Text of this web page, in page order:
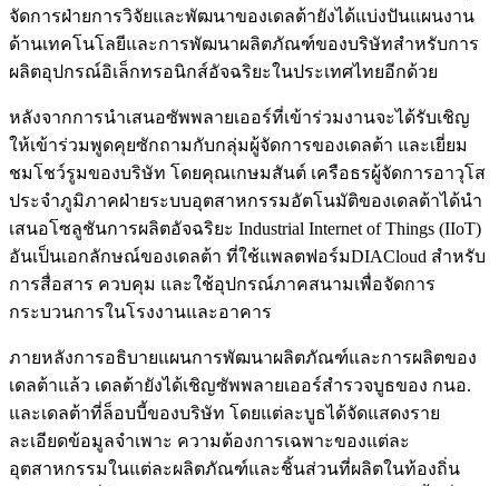
จัดการฝ่ายการวิจัยและพัฒนาของเดลต้ายังได้แบ่งปันแผนงาน
ด้านเทคโนโลยีและการพัฒนาผลิตภัณฑ์ของบริษัทสำหรับการ
ผลิตอุปกรณ์อิเล็กทรอนิกส์อัจฉริยะในประเทศไทยอีกด้วย
หลังจากการนำเสนอซัพพลายเออร์ที่เข้าร่วมงานจะได้รับเชิญ
ให้เข้าร่วมพูดคุยซักถามกับกลุ่มผู้จัดการของเดลต้า และเยี่ยม
ชมโชว์รูมของบริษัท โดยคุณเกษมสันต์ เครือธรผู้จัดการอาวุโส
ประจำภูมิภาคฝ่ายระบบอุตสาหกรรมอัตโนมัติของเดลต้าได้นำ
เสนอโซลูชันการผลิตอัจฉริยะ Industrial Internet of Things (IIoT)
อันเป็นเอกลักษณ์ของเดลต้า ที่ใช้แพลตฟอร์มDIACloud สำหรับ
การสื่อสาร ควบคุม และใช้อุปกรณ์ภาคสนามเพื่อจัดการ
กระบวนการในโรงงานและอาคาร
ภายหลังการอธิบายแผนการพัฒนาผลิตภัณฑ์และการผลิตของ
เดลต้าแล้ว เดลต้ายังได้เชิญซัพพลายเออร์สำรวจบูธของ กนอ.
และเดลต้าที่ล็อบบี้ของบริษัท โดยแต่ละบูธได้จัดแสดงราย
ละเอียดข้อมูลจำเพาะ ความต้องการเฉพาะของแต่ละ
อุตสาหกรรมในแต่ละผลิตภัณฑ์และชิ้นส่วนที่ผลิตในท้องถิ่น